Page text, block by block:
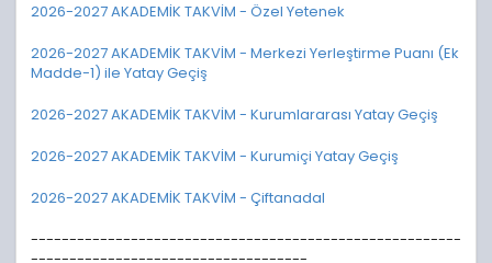
2026-2027 AKADEMİK TAKVİM - Özel Yetenek
2026-2027 AKADEMİK TAKVİM - Merkezi Yerleştirme Puanı (Ek
Madde-1) ile Yatay Geçiş
2026-2027 AKADEMİK TAKVİM - Kurumlararası Yatay Geçiş
2026-2027 AKADEMİK TAKVİM - Kurumiçi Yatay Geçiş
2026-2027 AKADEMİK TAKVİM - Çiftanadal
--------------------------------------------------------